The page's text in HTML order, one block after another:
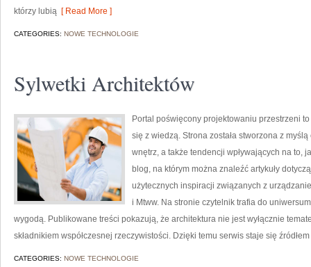
którzy lubią [ Read More ]
CATEGORIES: NOWE TECHNOLOGIE
Sylwetki Architektów
Portal poświęcony projektowaniu przestrzeni
się z wiedzą. Strona została stworzona z
wnętrz, a także tendencji wpływających na to,
blog, na którym można znaleźć artykuły
użytecznych inspiracji związanych z
i Mtww. Na stronie czytelnik trafia do
wygodą. Publikowane treści pokazują, że architektura nie jest wyłącznie
składnikiem współczesnej rzeczywistości. Dzięki temu serwis staje się źródłem
CATEGORIES: NOWE TECHNOLOGIE